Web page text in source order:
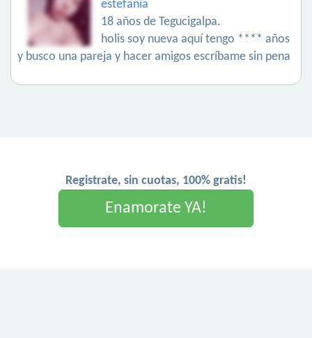
estefanía
18 años de Tegucigalpa.
holis soy nueva aquí tengo **** años
y busco una pareja y hacer amigos escríbame sin pena
Registrate, sin cuotas, 100% gratis!
Enamorate YA!